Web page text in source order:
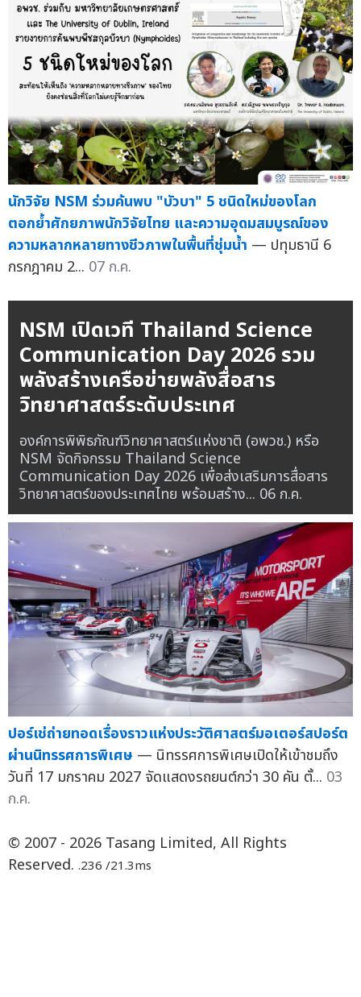
นักวิจัย NSM ร่วมค้นพบ "บัวบา" 5 ชนิดใหม่ของโลก
ตอกย้ำศักยภาพนักวิจัยไทย และความอุดมสมบูรณ์ของ
ความหลากหลายทางชีวภาพในพื้นที่ชุ่มน้ำ — ปทุมธานี 6
กรกฎาคม 2... 07 ก.ค.
NSM เปิดเวที Thailand Science
Communication Day 2026 รวม
พลังสร้างเครือข่ายพลังสื่อสาร
วิทยาศาสตร์ระดับประเทศ
องค์การพิพิธภัณฑ์วิทยาศาสตร์แห่งชาติ (อพวช.) หรือ
NSM จัดกิจกรรม Thailand Science
Communication Day 2026 เพื่อส่งเสริมการสื่อสาร
วิทยาศาสตร์ของประเทศไทย พร้อมสร้าง... 06 ก.ค.
ปอร์เช่ถ่ายทอดเรื่องราวแห่งประวัติศาสตร์มอเตอร์สปอร์ต
ผ่านนิทรรศการพิเศษ — นิทรรศการพิเศษเปิดให้เข้าชมถึง
วันที่ 17 มกราคม 2027 จัดแสดงรถยนต์กว่า 30 คัน ตั้... 03
ก.ค.
© 2007 - 2026 Tasang Limited, All Rights
Reserved. .236 /21.3ms